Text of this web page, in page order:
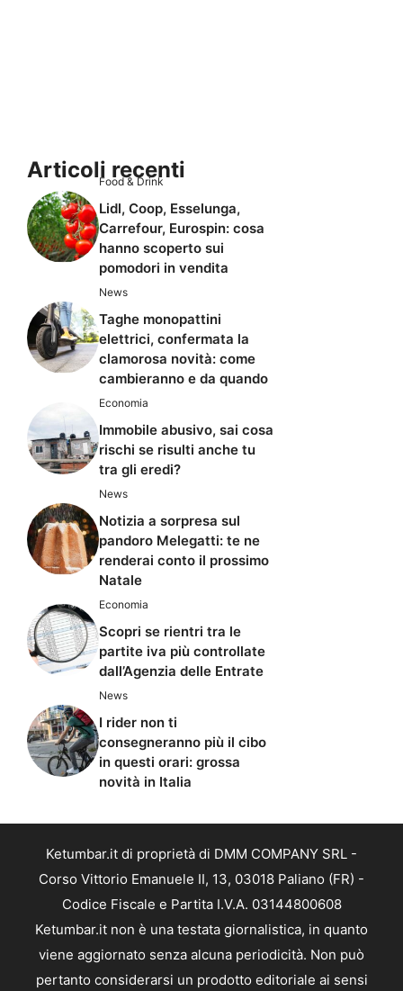
Articoli recenti
Food & Drink
Lidl, Coop, Esselunga,
Carrefour, Eurospin: cosa
hanno scoperto sui
pomodori in vendita
News
Taghe monopattini
elettrici, confermata la
clamorosa novità: come
cambieranno e da quando
Economia
Immobile abusivo, sai cosa
rischi se risulti anche tu
tra gli eredi?
News
Notizia a sorpresa sul
pandoro Melegatti: te ne
renderai conto il prossimo
Natale
Economia
Scopri se rientri tra le
partite iva più controllate
dall’Agenzia delle Entrate
News
I rider non ti
consegneranno più il cibo
in questi orari: grossa
novità in Italia
Ketumbar.it di proprietà di DMM COMPANY SRL -
Corso Vittorio Emanuele II, 13, 03018 Paliano (FR) -
Codice Fiscale e Partita I.V.A. 03144800608
Ketumbar.it non è una testata giornalistica, in quanto
viene aggiornato senza alcuna periodicità. Non può
pertanto considerarsi un prodotto editoriale ai sensi